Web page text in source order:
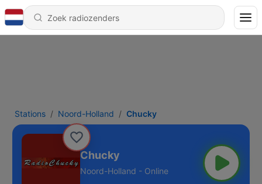
Stations Noord-Holland Chucky
Chucky
Noord-Holland - Online